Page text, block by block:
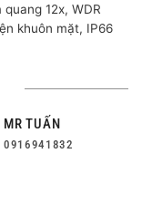
12x, WDR
khuôn mặt, IP66
MR TUẤN
0916941832